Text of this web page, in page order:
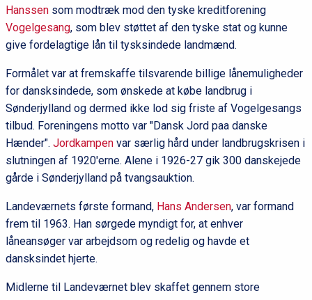
Hanssensom modtræk mod den tyske kreditforening
Vogelgesang, som blev støttet af den tyske stat og kunne
give fordelagtige lån til tysksindede landmænd.
Formålet var at fremskaffe tilsvarende billige lånemuligheder
for dansksindede, som ønskede at købe landbrug i
Sønderjylland og dermed ikke lod sig friste af Vogelgesangs
tilbud. Foreningens motto var "Dansk Jord paa danske
Hænder". Jordkampenvar særlig hård under landbrugskrisen i
slutningen af 1920'erne. Alene i 1926-27 gik 300 danskejede
gårde i Sønderjylland på tvangsauktion.
Landeværnets første formand, Hans Andersen, var formand
frem til 1963. Han sørgede myndigt for, at enhver
låneansøger var arbejdsom og redelig og havde et
dansksindet hjerte.
Midlerne til Landeværnet blev skaffet gennem store